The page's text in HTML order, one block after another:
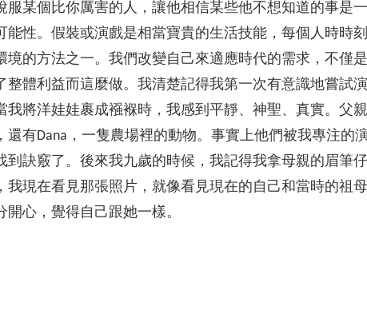
某個比你厲害的人，讓他相信某些他不想知道的事是
性。假裝或演戲是相當寶貴的生活技能，每個人時時
的方法之一。我們改變自己來適應時代的需求，不僅
體利益而這麼做。我清楚記得我第一次有意識地嘗試
將洋娃娃裹成襁褓時，我感到平靜、神聖、真實。父
有Dana，一隻農場裡的動物。事實上他們被我專注的
訣竅了。後來我九歲的時候，我記得我拿母親的眉筆
現在看見那張照片，就像看見現在的自己和當時的祖
心，覺得自己跟她一樣。